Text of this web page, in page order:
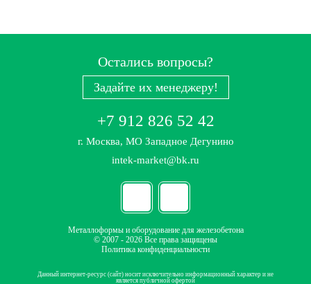
Остались вопросы?
Задайте их менеджеру!
+7 912 826 52 42
г. Москва, МО Западное Дегунино
intek-market@bk.ru
Металлоформы и оборудование для железобетона
© 2007 - 2026 Все права защищены
Политика конфиденциальности
Данный интернет-ресурс (сайт) носит исключительно информационный характер и не
является публичной офертой